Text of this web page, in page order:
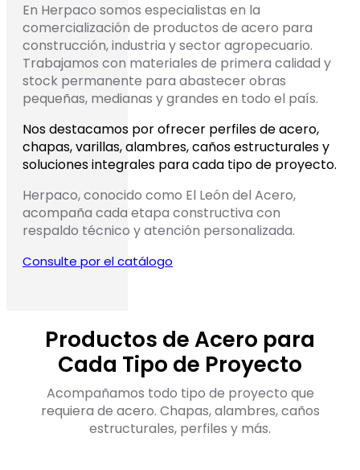
En Herpaco somos especialistas en la
comercialización de productos de acero para
construcción, industria y sector agropecuario.
Trabajamos con materiales de primera calidad y
stock permanente para abastecer obras
pequeñas, medianas y grandes en todo el país.
Nos destacamos por ofrecer perfiles de acero,
chapas, varillas, alambres, caños estructurales y
soluciones integrales para cada tipo de proyecto.
Herpaco, conocido como El León del Acero,
acompaña cada etapa constructiva con
respaldo técnico y atención personalizada.
Consulte por el catálogo
Productos de Acero para
Cada Tipo de Proyecto
Acompañamos todo tipo de proyecto que
requiera de acero. Chapas, alambres, caños
estructurales, perfiles y más.